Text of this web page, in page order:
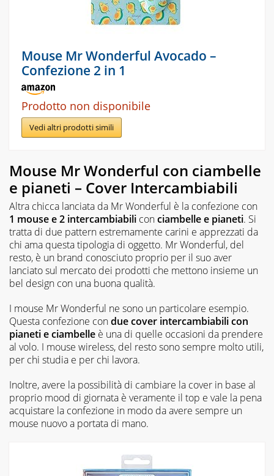
Mouse Mr Wonderful Avocado –
Confezione 2 in 1
Prodotto non disponibile
Vedi altri prodotti simili
Mouse Mr Wonderful con ciambelle
e pianeti – Cover Intercambiabili
Altra chicca lanciata da Mr Wonderful è la confezione con
1 mouse e 2 intercambiabili conciambelle e pianeti. Si
tratta di due pattern estremamente carini e apprezzati da
chi ama questa tipologia di oggetto. Mr Wonderful, del
resto, è un brand conosciuto proprio per il suo aver
lanciato sul mercato dei prodotti che mettono insieme un
bel design con una buona qualità.
I mouse Mr Wonderful ne sono un particolare esempio.
Questa confezione condue cover intercambiabili con
pianeti e ciambelle è una di quelle occasioni da prendere
al volo. I mouse wireless, del resto sono sempre molto utili,
per chi studia e per chi lavora.
Inoltre, avere la possibilità di cambiare la cover in base al
proprio mood di giornata è veramente il top e vale la pena
acquistare la confezione in modo da avere sempre un
mouse nuovo a portata di mano.